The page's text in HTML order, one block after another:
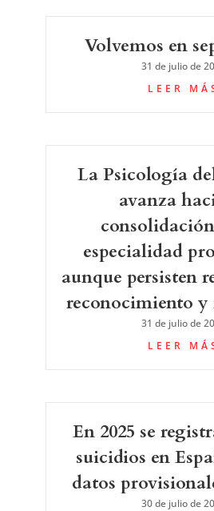
Volvemos en
31 de julio de
LEER
La Psicología
avanza
especialidad
aunque persisten
reconocimiento
31 de julio de
LEER
En 2025 se
suicidios en
datos
30 de julio de